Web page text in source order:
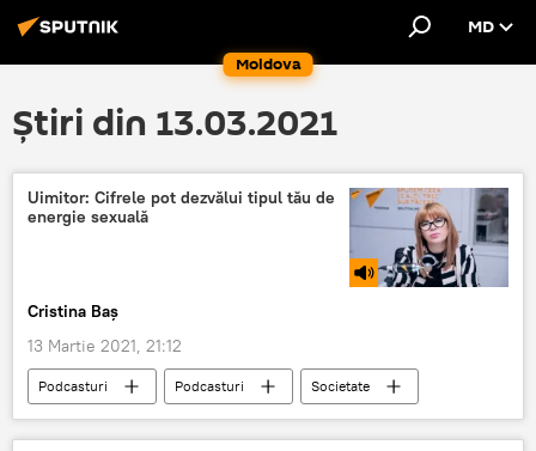
Moldova
MD
Știri din 13.03.2021
Uimitor: Cifrele pot dezvălui tipul tău de
energie sexuală
Cristina Baș
13 Martie 2021, 21:12
Podcasturi Podcasturi
Societate
Republica Moldova
numerologie